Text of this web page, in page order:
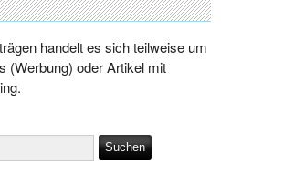
handelt es sich teilweise um
(Werbung) oder Artikel mit